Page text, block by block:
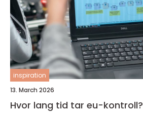
inspiration
13. March 2026
Hvor lang tid tar eu-kontroll?